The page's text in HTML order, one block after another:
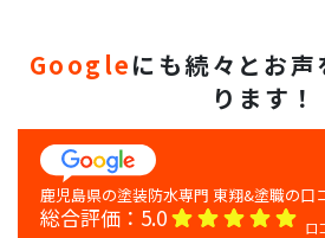
Googleにも続々とお
ります！
総合評価： 5.0 口